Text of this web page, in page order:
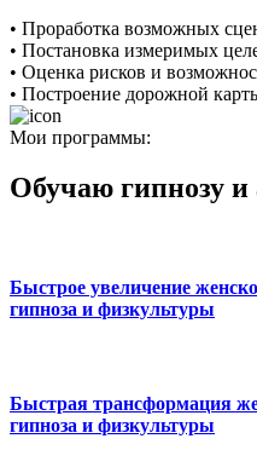
• Проработка возможных
• Постановка измеримых
• Оценка рисков и
• Построение дорожной
Мои программы:
Обучаю гипнозу и
Быстрое увеличение
гипноза и физкультуры
Быстрая трансформация
гипноза и физкультуры